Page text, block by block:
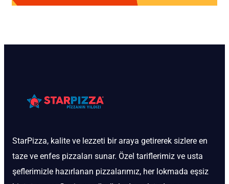
StarPizza, kalite ve lezzeti bir araya getirerek sizlere en
taze ve enfes pizzaları sunar. Özel tariflerimiz ve usta
şeflerimizle hazırlanan pizzalarımız, her lokmada eşsiz